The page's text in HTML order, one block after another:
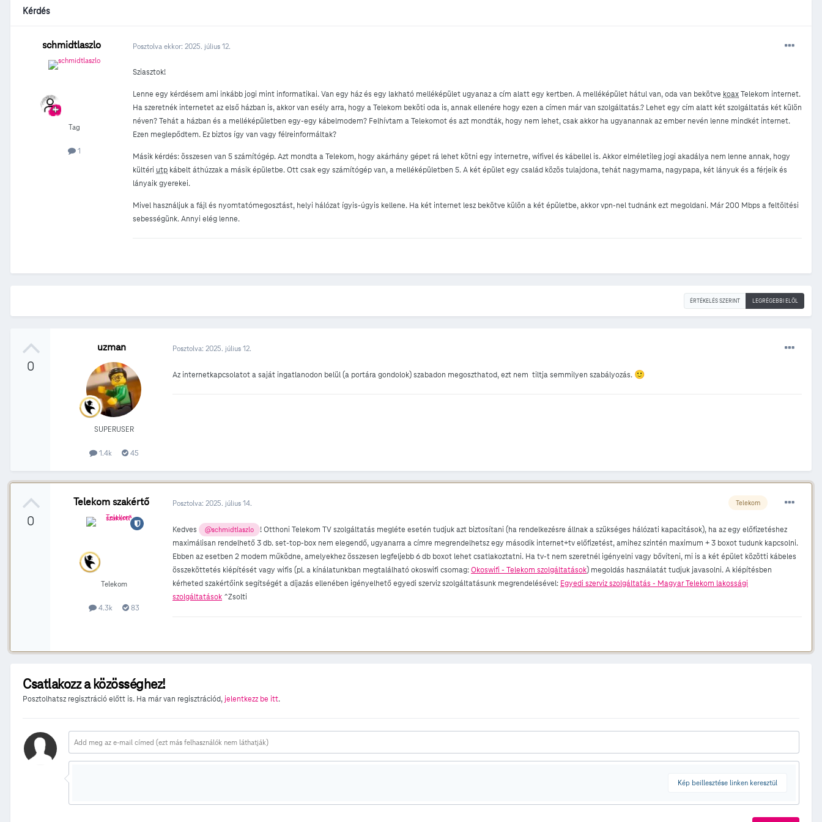
Kérdés
schmidtlaszlo
Tag
1
Posztolva ekkor: 2025. július 12.
Sziasztok!
Lenne egy kérdésem ami inkább jogi mint informatikai. Van egy ház és egy lakható melléképület ugyanaz a cím alatt egy kertben. A melléképület hátul van, oda van bekötve koaxTelekom internet.
Ha szeretnék internetet az első házban is, akkor van esély arra, hogy a Telekom beköti oda is, annak ellenére hogy ezen a címen már van szolgáltatás.? Lehet egy cím alatt két szolgáltatás két külön
néven? Tehát a házban és a melléképületben egy-egy kábelmodem? Felhívtam a Telekomot és azt mondták, hogy nem lehet, csak akkor ha ugyanannak az ember nevén lenne mindkét internet.
Ezen meglepődtem. Ez biztos így van vagy félreinformáltak?
Másik kérdés: összesen van 5 számítógép. Azt mondta a Telekom, hogy akárhány gépet rá lehet kötni egy internetre, wifivel és kábellel is. Akkor elméletileg jogi akadálya nem lenne annak, hogy
kültéri utp kábelt áthúzzak a másik épületbe. Ott csak egy számítógép van, a melléképületben 5. A két épület egy család közös tulajdona, tehát nagymama, nagypapa, két lányuk és a férjeik és
lányaik gyerekei.
Mivel használjuk a fájl és nyomtatómegosztást, helyi hálózat ígyis-úgyis kellene. Ha két internet lesz bekötve külön a két épületbe, akkor vpn-nel tudnánk ezt megoldani. Már 200 Mbps a feltöltési
sebességünk. Annyi elég lenne.
ÉRTÉKELÉS SZERINT LEGRÉGEBBI ELÖL
0
uzman
SUPERUSER
1.4k 45
Posztolva: 2025. július 12.
Az internetkapcsolatot a saját ingatlanodon belül (a portára gondolok) szabadon megoszthatod, ezt nem tiltja semmilyen szabályozás. 🙂
0
Telekom szakértő
Telekom
4.3k 83
Telekom
Posztolva: 2025. július 14.
Kedves @schmidtlaszlo
! Otthoni Telekom TV szolgáltatás megléte esetén tudjuk azt biztosítani (ha rendelkezésre állnak a szükséges hálózati kapacitások), ha az egy előfizetéshez
maximálisan rendelhető 3 db. set-top-box nem elegendő, ugyanarra a címre megrendelhetsz egy második internet+tv előfizetést, amihez szintén maximum + 3 boxot tudunk kapcsolni.
Ebben az esetben 2 modem működne, amelyekhez összesen legfeljebb 6 db boxot lehet csatlakoztatni. Ha tv-t nem szeretnél igényelni vagy bővíteni, mi is a két épület közötti kábeles
összeköttetés kiépítését vagy wifis (pl. a kínálatunkban megtalálható okoswifi csomag:Okoswifi - Telekom szolgáltatások) megoldás használatát tudjuk javasolni. A kiépítésben
kérheted szakértőink segítségét a díjazás ellenében igényelhető egyedi szerviz szolgáltatásunk megrendelésével: Egyedi szerviz szolgáltatás - Magyar Telekom lakossági
szolgáltatások ^Zsolti
Csatlakozz a közösséghez!
Posztolhatsz regisztráció előtt is. Ha már van regisztrációd,jelentkezz be itt.
Kép beillesztése linken keresztül